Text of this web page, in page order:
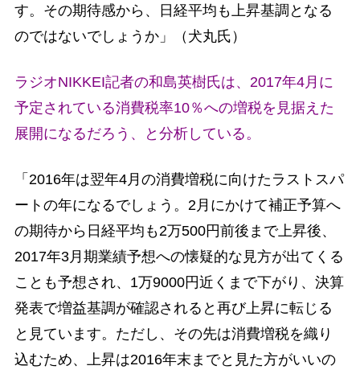
す。その期待感から、日経平均も上昇基調となる
のではないでしょうか」（犬丸氏）
ラジオNIKKEI記者の和島英樹氏は、2017年4月に
予定されている消費税率10％への増税を見据えた
展開になるだろう、と分析している。
「2016年は翌年4月の消費増税に向けたラストスパ
ートの年になるでしょう。2月にかけて補正予算へ
の期待から日経平均も2万500円前後まで上昇後、
2017年3月期業績予想への懐疑的な見方が出てくる
ことも予想され、1万9000円近くまで下がり、決算
発表で増益基調が確認されると再び上昇に転じる
と見ています。ただし、その先は消費増税を織り
込むため、上昇は2016年末までと見た方がいいの